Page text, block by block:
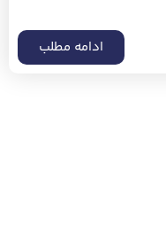
ادامه مطلب